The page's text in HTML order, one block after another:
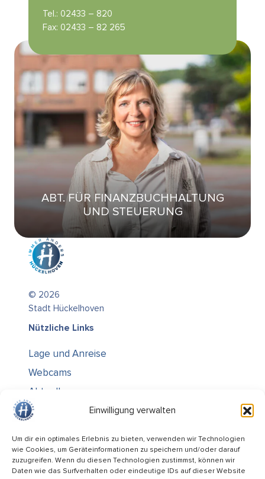
Einwilligung verwalten
Um dir ein optimales Erlebnis zu bieten, verwenden wir Technologien
wie Cookies, um Geräteinformationen zu speichern und/oder darauf
zuzugreifen. Wenn du diesen Technologien zustimmst, können wir
Daten wie das Surfverhalten oder eindeutige IDs auf dieser Website
ABT. FÜR FINANZBUCHHALTUNG
UND STEUERUNG
Tel.: 02433 – 820
Fax: 02433 – 82 265
© 2026
Stadt Hückelhoven
Nützliche Links
Lage und Anreise
Webcams
Aktuelles
Über uns
Kontakt / Öffnungszeiten
Alle Ämter
Stellenausschreibungen